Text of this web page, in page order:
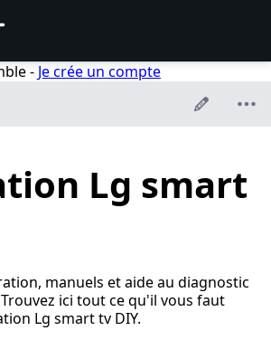
- Je crée un compte
Lg smart
manuels et aide au diagnostic
ici tout ce qu'il vous faut
Lg smart tv DIY.